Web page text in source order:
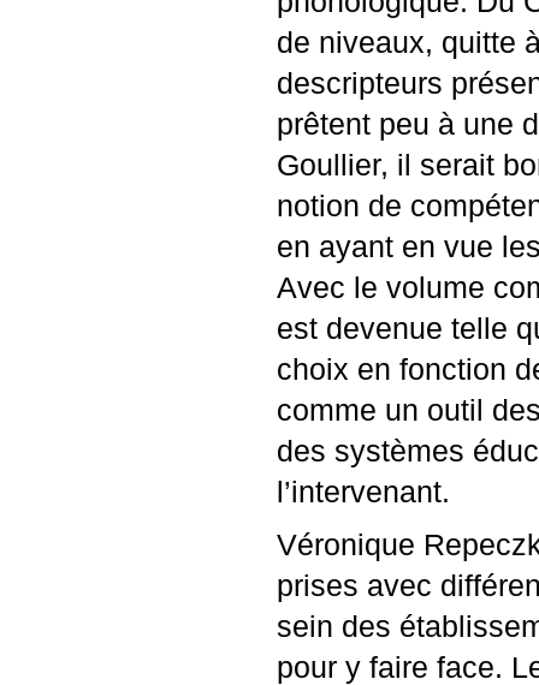
de niveaux, quitte
descripteurs
prêtent peu à une
Goullier, il serait
notion de
en ayant en vue
Avec le volume
est devenue telle
choix en fonction
comme un outil
des systèmes
l’intervenant.
Véronique
prises avec
sein des
pour y faire face.